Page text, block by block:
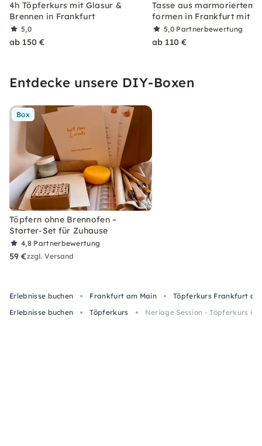
4h Töpferkurs mit Glasur &
Brennen in Frankfurt
5,0
ab 150 €
Tasse aus marmoriertem
formen in Frankfurt mit
5,0 Partnerbewertung
ab 110 €
Entdecke unsere DIY-Boxen
Box
Töpfern ohne Brennofen –
Starter-Set für Zuhause
4,8 Partnerbewertung
59 €zzgl. Versand
Erlebnisse buchen Frankfurt am Main
Töpferkurs Frankfurt
Erlebnisse buchen
Töpferkurs Neriage Session - Töpferkurs in